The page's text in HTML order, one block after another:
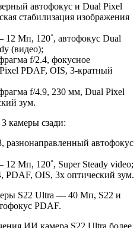
автофокус и Dual Pixel
стабилизация изображения
12 Мп, 120˚, автофокус Dual
(видео);
f/2.4, фокусное
PDAF, OIS, 3-кратный
f/4.9, 230 мм, Dual Pixel
зум.
камеры сзади:
автофокус
12 Мп, 120˚, Super Steady video;
OIS, 3x оптический зум.
S22 Ultra — 40 Мп, S22 и
PDAF.
ИИ камера S22 Ultra более